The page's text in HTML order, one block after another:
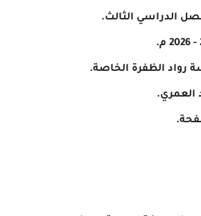
الدراسي الثالث.
رواد الظفرة الخاصة.
العمري.